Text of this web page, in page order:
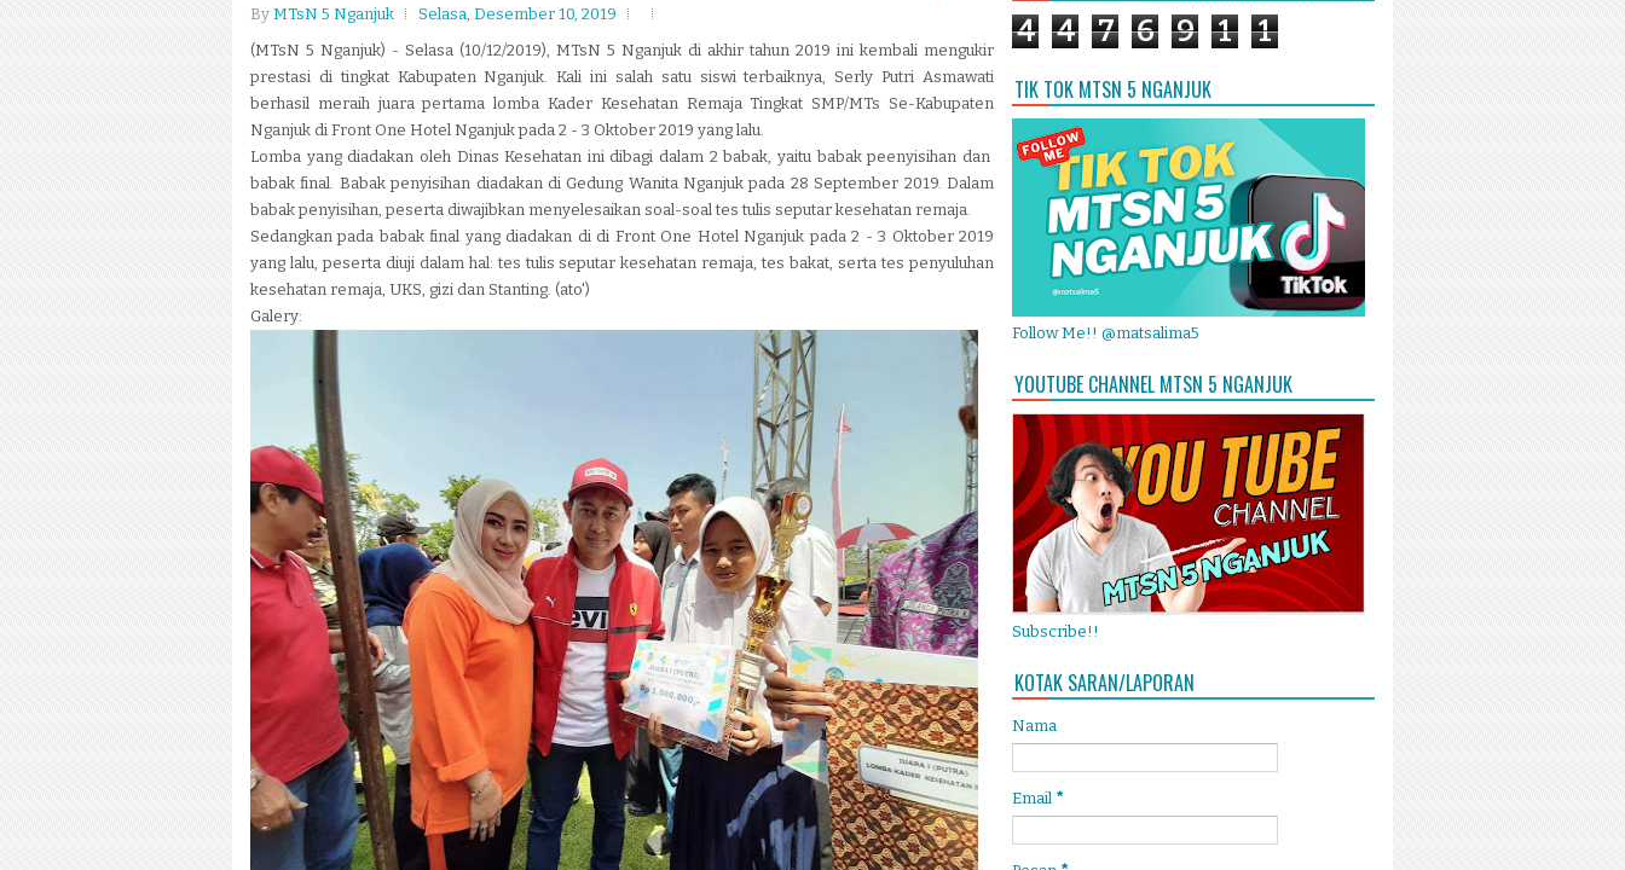
By MTsN 5 Nganjuk
Selasa, Desember 10, 2019
(MTsN 5 Nganjuk) - Selasa (10/12/2019), MTsN 5 Nganjuk di akhir tahun 2019 ini kembali mengukir
prestasi di tingkat Kabupaten Nganjuk. Kali ini salah satu siswi terbaiknya, Serly Putri Asmawati
berhasil meraih juara pertama lomba Kader Kesehatan Remaja Tingkat SMP/MTs Se-Kabupaten
Nganjuk di Front One Hotel Nganjuk pada 2 - 3 Oktober 2019 yang lalu.
Lomba yang diadakan oleh Dinas Kesehatan ini dibagi dalam 2 babak, yaitu babak peenyisihan dan
babak final. Babak penyisihan diadakan di Gedung Wanita Nganjuk pada 28 September 2019. Dalam
babak penyisihan, peserta diwajibkan menyelesaikan soal-soal tes tulis seputar kesehatan remaja.
Sedangkan pada babak final yang diadakan di di Front One Hotel Nganjuk pada 2 - 3 Oktober 2019
yang lalu, peserta diuji dalam hal: tes tulis seputar kesehatan remaja, tes bakat, serta tes penyuluhan
kesehatan remaja, UKS, gizi dan Stanting. (ato')
Galery:
4 4 7 6 9 1 1
TIK TOK MTSN 5 NGANJUK
Follow Me!! @matsalima5
YOUTUBE CHANNEL MTSN 5 NGANJUK
Subscribe!!
KOTAK SARAN/LAPORAN
Nama
Email *